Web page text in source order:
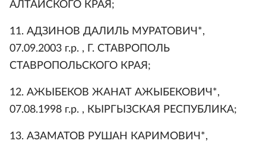
АЛТАЙСКОГО КРАЯ;
11. АДЗИНОВ ДАЛИЛЬ МУРАТОВИЧ*,
07.09.2003 г.р. , Г. СТАВРОПОЛЬ
СТАВРОПОЛЬСКОГО КРАЯ;
12. АЖЫБЕКОВ ЖАНАТ АЖЫБЕКОВИЧ*,
07.08.1998 г.р. , КЫРГЫЗСКАЯ РЕСПУБЛИКА;
13. АЗАМАТОВ РУШАН КАРИМОВИЧ*,